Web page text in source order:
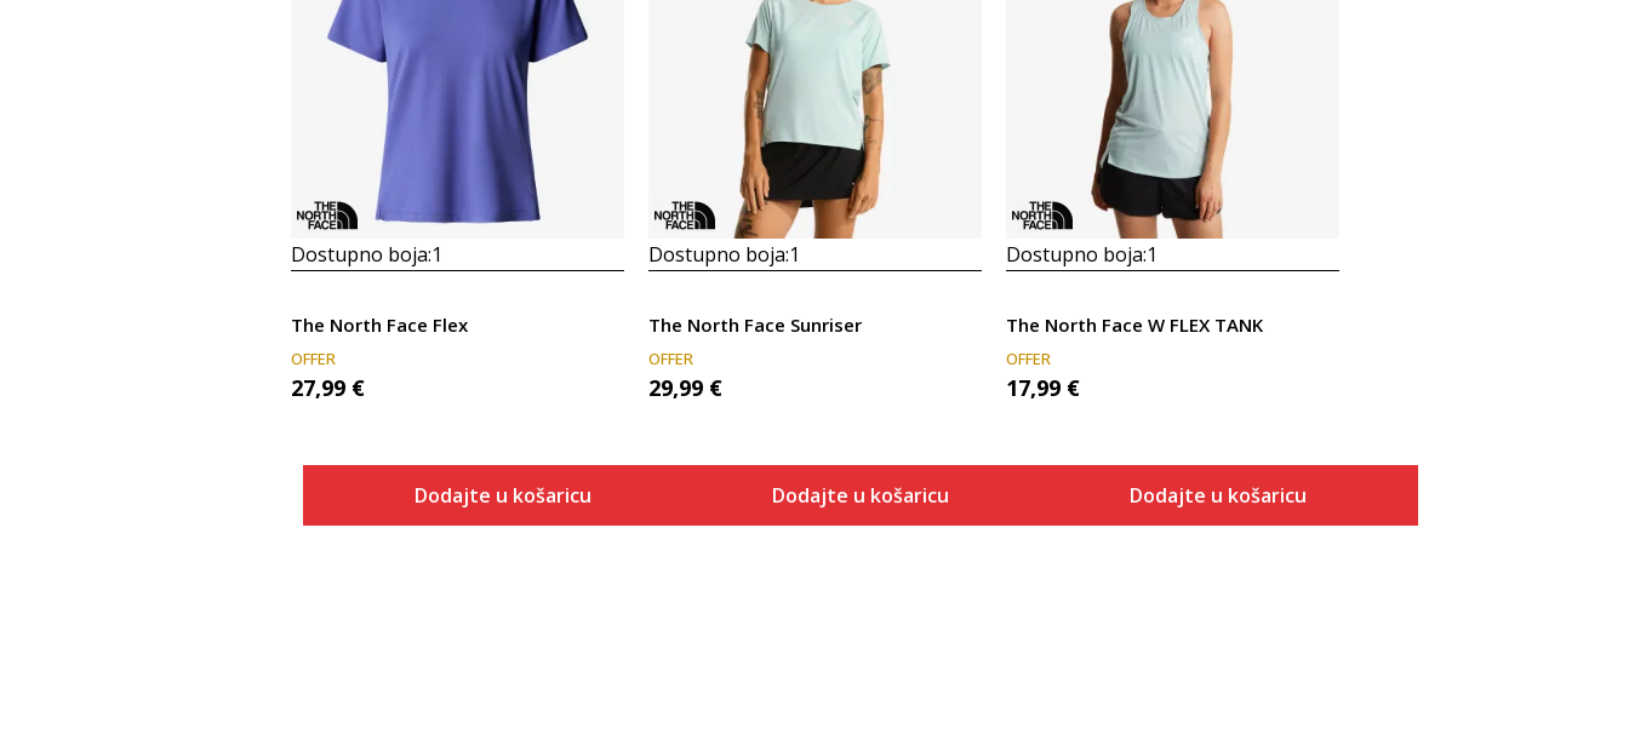
Dostupno boja:1
The North Face Flex
OFFER
27,99 €
Dodajte u košaricu
Dostupno boja:1
The North Face Sunriser
OFFER
29,99 €
Dodajte u košaricu
Dostupno boja:1
The North Face W FLEX TANK
OFFER
17,99 €
Dodajte u košaricu